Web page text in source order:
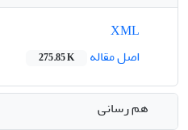
اصل مقاله
275.85 K
هم رسانی